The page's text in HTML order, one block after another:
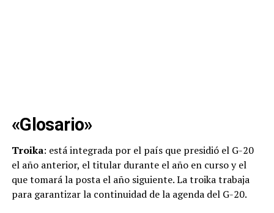
«Glosario»
Troika: está integrada por el país que presidió el G-20
el año anterior, el titular durante el año en curso y el
que tomará la posta el año siguiente. La troika trabaja
para garantizar la continuidad de la agenda del G-20.